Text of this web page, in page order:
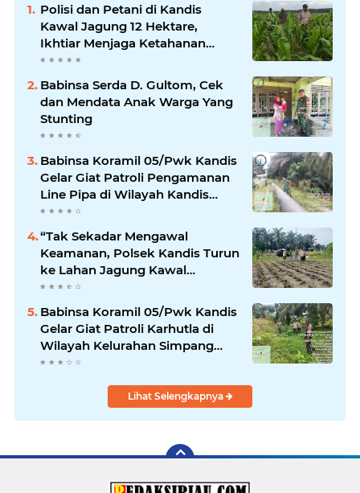
Polisi dan Petani di Kandis
Kawal Jagung 12 Hektare,
Ikhtiar Menjaga Ketahanan
Pangan
Babinsa Serda D. Gultom, Cek
dan Mendata Anak Warga Yang
Stunting
Babinsa Koramil 05/Pwk Kandis
Gelar Giat Patroli Pengamanan
Line Pipa di Wilayah Kandis
Kandis
“Tak Sekadar Mengawal
Keamanan, Polsek Kandis Turun
ke Lahan Jagung Kawal
Ketahanan Pangan
Babinsa Koramil 05/Pwk Kandis
Gelar Giat Patroli Karhutla di
Wilayah Kelurahan Simpang
Belutu
Lihat Selengkapnya